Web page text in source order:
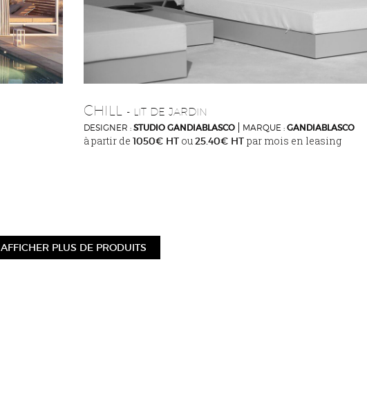
CHILL - LIT DE JARDIN
DESIGNER : STUDIO GANDIABLASCO MARQUE : GANDIABLASCO
à partir de 1050€ HT ou 25.40€ HT par mois en leasing
AFFICHER PLUS DE PRODUITS